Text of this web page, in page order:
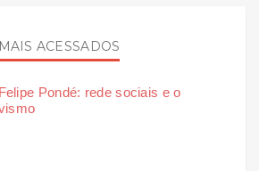
MAIS ACESSADOS
Pondé: rede sociais e o